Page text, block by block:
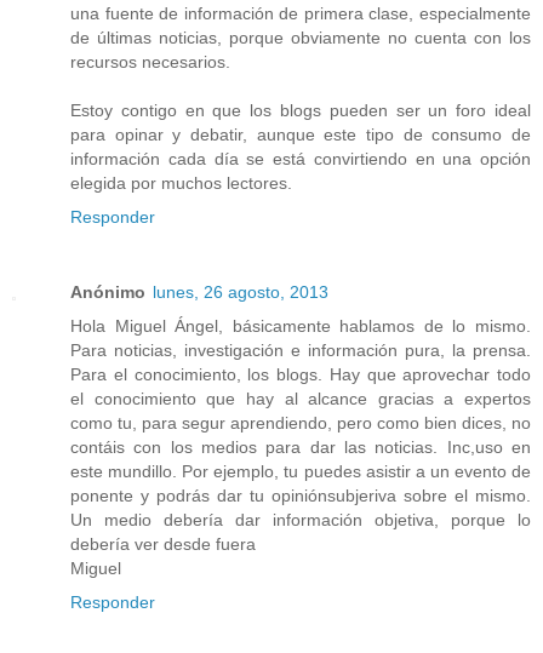
una fuente de información de primera clase, especialmente
de últimas noticias, porque obviamente no cuenta con los
recursos necesarios.
Estoy contigo en que los blogs pueden ser un foro ideal
para opinar y debatir, aunque este tipo de consumo de
información cada día se está convirtiendo en una opción
elegida por muchos lectores.
Responder
Anónimo lunes, 26 agosto, 2013
Hola Miguel Ángel, básicamente hablamos de lo mismo.
Para noticias, investigación e información pura, la prensa.
Para el conocimiento, los blogs. Hay que aprovechar todo
el conocimiento que hay al alcance gracias a expertos
como tu, para segur aprendiendo, pero como bien dices, no
contáis con los medios para dar las noticias. Inc,uso en
este mundillo. Por ejemplo, tu puedes asistir a un evento de
ponente y podrás dar tu opiniónsubjeriva sobre el mismo.
Un medio debería dar información objetiva, porque lo
debería ver desde fuera
Miguel
Responder